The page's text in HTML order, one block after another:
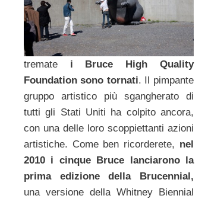
tremate i Bruce High Quality
Foundation sono tornati. Il pimpante
gruppo artistico più sgangherato di
tutti gli Stati Uniti ha colpito ancora,
con una delle loro scoppiettanti azioni
artistiche. Come ben ricorderete, nel
2010 i cinque Bruce lanciarono la
prima edizione della Brucennial,
una versione della Whitney Biennial